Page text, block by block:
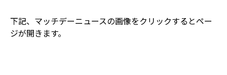
下記、マッチデーニュースの画像をクリックするとペー
ジが開きます。